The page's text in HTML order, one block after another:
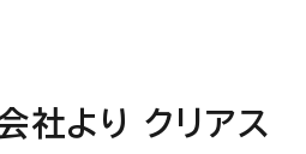
社より クリアス